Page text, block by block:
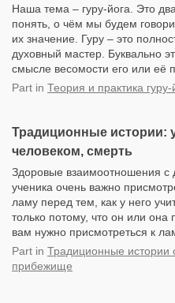
Наша тема – гуру-йога. Это
понять, о чём мы будем
их значение. Гуру – это
духовный мастер. Буквально
смысле весомости его или её
Part in Теория и практика гуру-
Традиционные истории:
человеком, смерть
Здоровые взаимоотношения с
ученика очень важно
ламу перед тем, как у него
только потому, что он или она
вам нужно присмотреться к
Part in Традиционные истории
прибежище